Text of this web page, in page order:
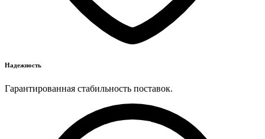
Надежность
Гарантированная стабильность поставок.